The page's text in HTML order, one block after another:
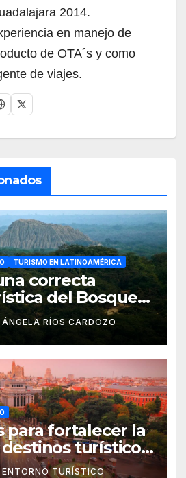
2014.
en manejo de
de OTA´s y como
de viajes.
TURISMO EN LATINOAMÉRICA
correcta
del Bosque
Perú)
ÁNGELA RÍOS CARDOZO
para fortalecer la
turísticos,
ENTORNO TURÍSTICO